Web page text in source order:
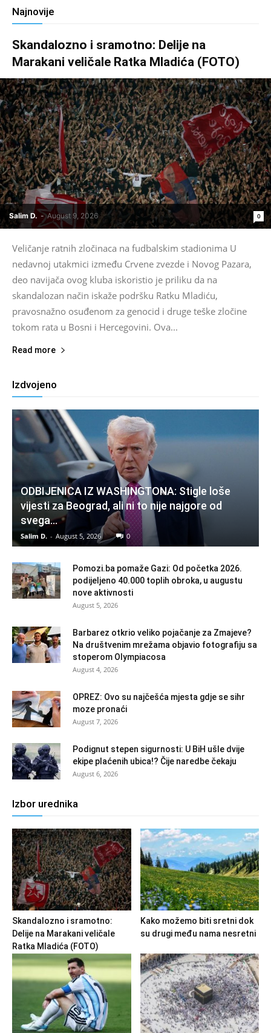
Najnovije
Skandalozno i sramotno: Delije na
Marakani veličale Ratka Mladića (FOTO)
Salim D. - August 9, 2026 0
Veličanje ratnih zločinaca na fudbalskim stadionima U
nedavnoj utakmici između Crvene zvezde i Novog Pazara,
deo navijača ovog kluba iskoristio je priliku da na
skandalozan način iskaže podršku Ratku Mladiću,
pravosnažno osuđenom za genocid i druge teške zločine
tokom rata u Bosni i Hercegovini. Ova...
Read more
Izdvojeno
ODBIJENICA IZ WASHINGTONA: Stigle loše
vijesti za Beograd, ali ni to nije najgore od
svega…
Salim D. - August 5, 2026 0
Pomozi.ba pomaže Gazi: Od početka 2026.
podijeljeno 40.000 toplih obroka, u augustu
nove aktivnosti
August 5, 2026
Barbarez otkrio veliko pojačanje za Zmajeve?
Na društvenim mrežama objavio fotografiju sa
stoperom Olympiacosa
August 4, 2026
OPREZ: Ovo su najčešća mjesta gdje se sihr
moze pronaći
August 7, 2026
Podignut stepen sigurnosti: U BiH ušle dvije
ekipe plaćenih ubica!? Čije naredbe čekaju
August 6, 2026
Izbor urednika
Skandalozno i sramotno:
Delije na Marakani veličale
Ratka Mladića (FOTO)
Kako možemo biti sretni dok
su drugi među nama nesretni